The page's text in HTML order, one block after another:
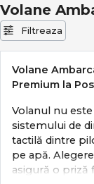
Volane
Filtreaza
Volane
Premium la
Volanul nu
sistemului de
tactilă dintre
pe apă.
asigură o priză